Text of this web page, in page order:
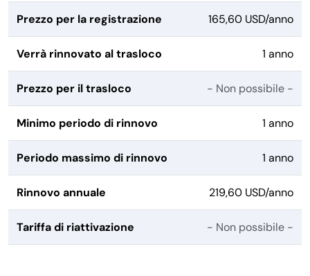
Prezzo per la registrazione 165,60 USD/anno
Verrà rinnovato al trasloco 1 anno
Prezzo per il trasloco - Non possibile -
Minimo periodo di rinnovo 1 anno
Periodo massimo di rinnovo 1 anno
Rinnovo annuale 219,60 USD/anno
Tariffa di riattivazione - Non possibile -